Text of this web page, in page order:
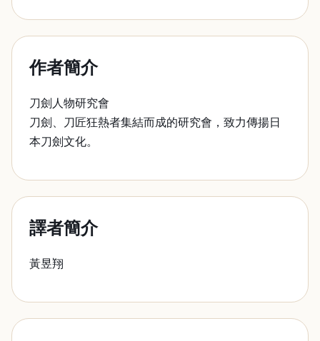
作者簡介
刀劍人物研究會
刀劍、刀匠狂熱者集結而成的研究會，致力傳揚日
本刀劍文化。
譯者簡介
黃昱翔